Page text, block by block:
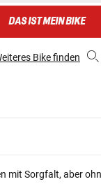
DAS IST MEIN BIKE
Bike finden
mit Sorgfalt, aber